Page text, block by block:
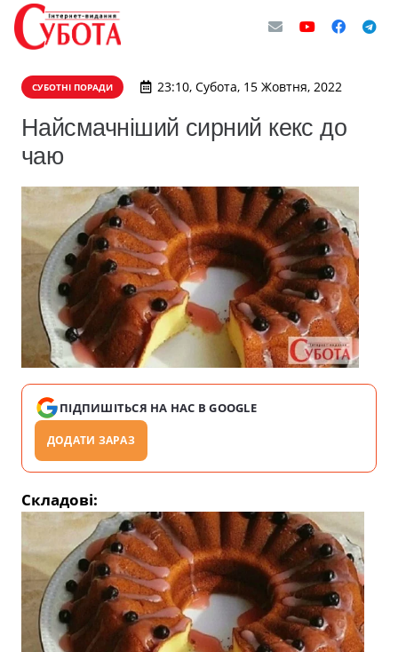
СУБОТНІ ПОРАДИ 23:10, Субота, 15 Жовтня, 2022
Найсмачніший сирний кекс до
чаю
ПІДПИШІТЬСЯ НА НАС В GOOGLE
ДОДАТИ ЗАРАЗ
Складові: